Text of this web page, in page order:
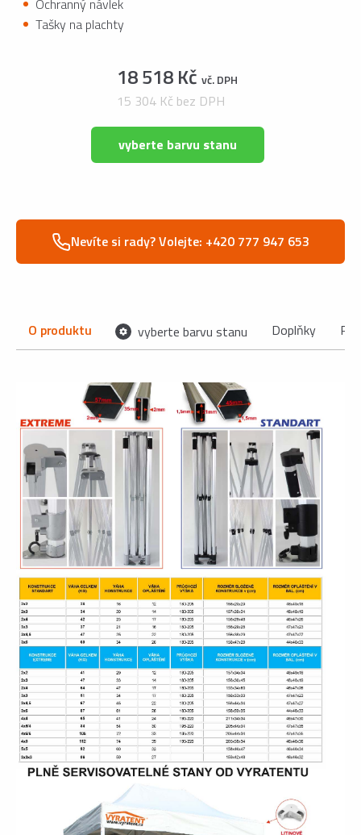
Tašky na plachty
18 518 Kč vč. DPH
15 304 Kč bez DPH
vyberte barvu stanu
Nevíte si rady? Volejte: +420 777 947 653
O produktu vyberte barvu stanu Doplňky